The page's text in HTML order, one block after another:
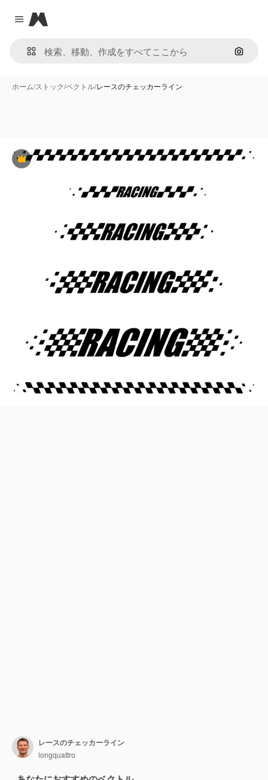
Close menu
Magnific
画像で
ホーム/ストック/ベクトル/レースのチェッカーライン
Premium
レースのチェッカーライン
longquattro